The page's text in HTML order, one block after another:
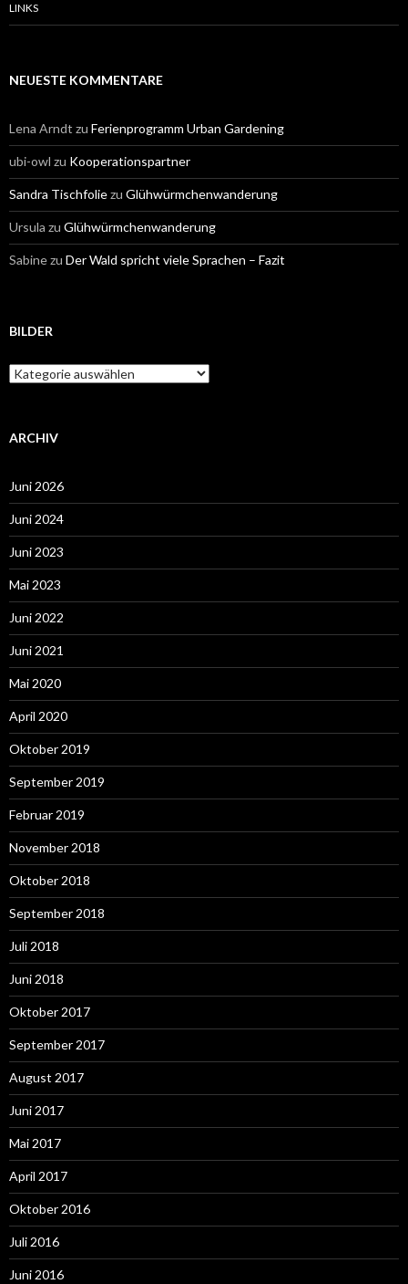
LINKS
NEUESTE KOMMENTARE
Lena Arndt zu Ferienprogramm Urban Gardening
ubi-owl zu Kooperationspartner
Sandra Tischfoliezu Glühwürmchenwanderung
Ursula zu Glühwürmchenwanderung
Sabinezu Der Wald spricht viele Sprachen – Fazit
BILDER
Bilder
ARCHIV
Juni 2026
Juni 2024
Juni 2023
Mai 2023
Juni 2022
Juni 2021
Mai 2020
April 2020
Oktober 2019
September 2019
Februar 2019
November 2018
Oktober 2018
September 2018
Juli 2018
Juni 2018
Oktober 2017
September 2017
August 2017
Juni 2017
Mai 2017
April 2017
Oktober 2016
Juli 2016
Juni 2016